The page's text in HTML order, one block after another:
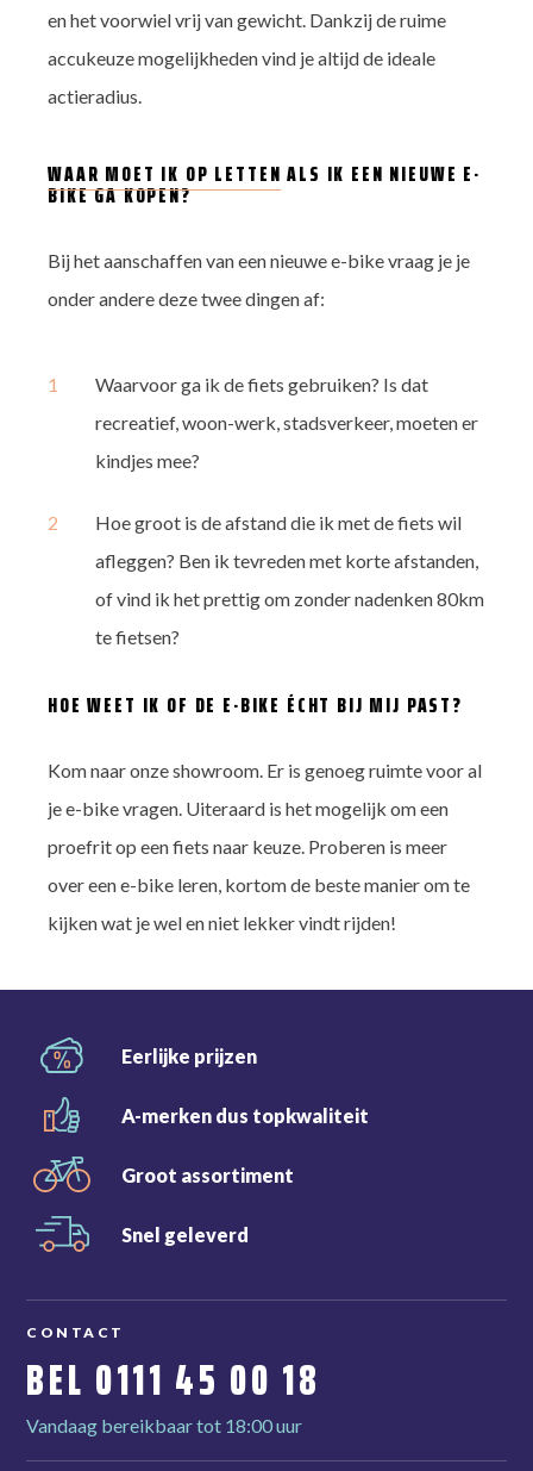
en het voorwiel vrij van gewicht. Dankzij de ruime
accukeuze mogelijkheden vind je altijd de ideale
actieradius.
WAAR MOET IK OP LETTEN ALS IK EEN NIEUWE E-
BIKE GA KOPEN?
Bij het aanschaffen van een nieuwe e-bike vraag je je
onder andere deze twee dingen af:
Waarvoor ga ik de fiets gebruiken? Is dat
recreatief, woon-werk, stadsverkeer, moeten er
kindjes mee?
Hoe groot is de afstand die ik met de fiets wil
afleggen? Ben ik tevreden met korte afstanden,
of vind ik het prettig om zonder nadenken 80km
te fietsen?
HOE WEET IK OF DE E-BIKE ÉCHT BIJ MIJ PAST?
Kom naar onze showroom. Er is genoeg ruimte voor al
je e-bike vragen. Uiteraard is het mogelijk om een
proefrit op een fiets naar keuze. Proberen is meer
over een e-bike leren, kortom de beste manier om te
kijken wat je wel en niet lekker vindt rijden!
Eerlijke prijzen
A-merken dus topkwaliteit
Groot assortiment
Snel geleverd
CONTACT
BEL 0111 45 00 18
Vandaag bereikbaar tot 18:00 uur